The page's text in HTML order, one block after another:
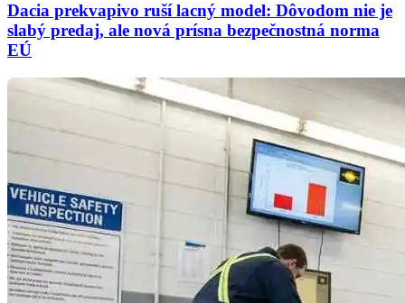
Dacia prekvapivo ruší lacný model: Dôvodom nie je
slabý predaj, ale nová prísna bezpečnostná norma
EÚ